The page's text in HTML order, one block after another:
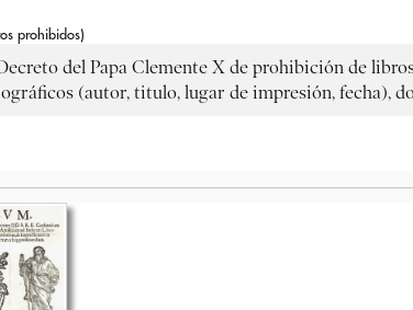
prohibidos)
del Papa Clemente X de prohibición de
(autor, titulo, lugar de impresión, fecha),